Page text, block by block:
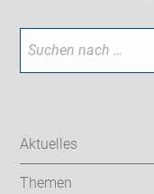
Aktuelles
Themen